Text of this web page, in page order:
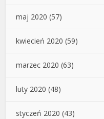
maj 2020 (57)
kwiecień 2020 (59)
marzec 2020 (63)
luty 2020 (48)
styczeń 2020 (43)